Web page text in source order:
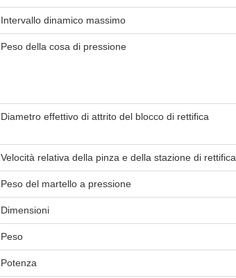
Intervallo dinamico massimo
Peso della cosa di pressione
Diametro effettivo di attrito del blocco di rettifica
Velocità relativa della pinza e della stazione di rettifica
Peso del martello a pressione
Dimensioni
Peso
Potenza